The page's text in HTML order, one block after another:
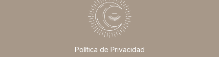
Política de Privacidad